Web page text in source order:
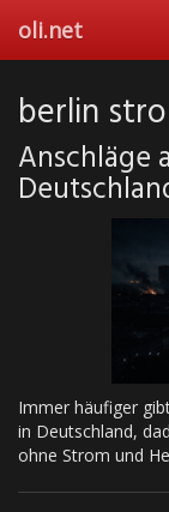
main
oli.net
berlin
Anschläge
Immer häufiger
in Deutschland,
ohne Strom und